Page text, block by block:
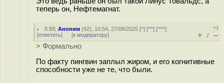
теперь он, Нефтемагнат.
5.93 ,Аноним (92), 10:54, 27/08/2025 [^] [^^] [^^^]
[ответить] [к модератору]
+1
+ / –
> Формально
По факту пингвин заплыл жиром, и его когнитивные
способности уже не те, что были.